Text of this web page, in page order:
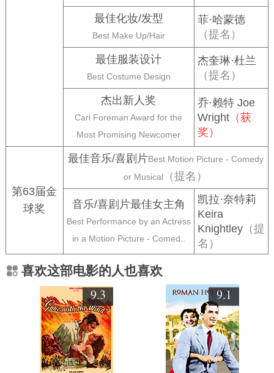
最佳化妆/发型
Best Make Up/Hair
菲·哈蒙德
（提名）
最佳服装设计
Best Costume Design
杰奎琳·杜兰
（提名）
杰出新人奖
Carl Foreman Award for the
Most Promising Newcomer
乔·赖特 Joe
Wright（获
奖）
第63届金
球奖
最佳音乐/喜剧片Best Motion Picture - Comedy
or Musical
（提名）
音乐/喜剧片最佳女主角
Best Performance by an Actress
in a Motion Picture - Comed..
凯拉·奈特莉
Keira
Knightley（提
名）
喜欢这部电影的人也喜欢
9.3 9.1